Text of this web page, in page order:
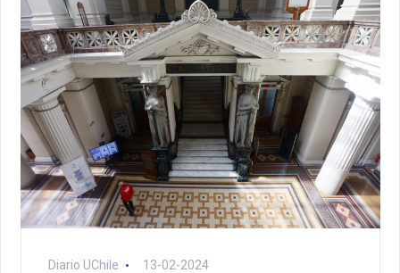
Diario UChile 13-02-2024